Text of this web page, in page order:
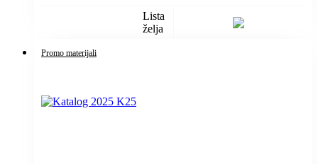
Lista
želja
Promo materijali